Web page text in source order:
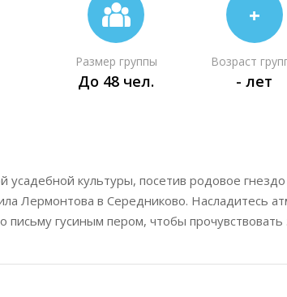
Размер группы
До 48 чел.
+
Возраст
- лет
усадебной культуры, посетив родовое
Лермонтова в Середниково. Насладитесь
письму гусиным пером, чтобы прочувствовать